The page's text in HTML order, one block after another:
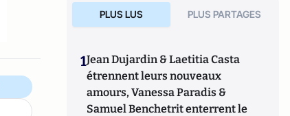
PLUS LUS PLUS PARTAGES
1Jean Dujardin & Laetitia Casta
étrennent leurs nouveaux
amours, Vanessa Paradis &
Samuel Benchetrit enterrent le